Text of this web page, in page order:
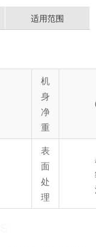
适用范围
机
身
净
重
表
面
处
理